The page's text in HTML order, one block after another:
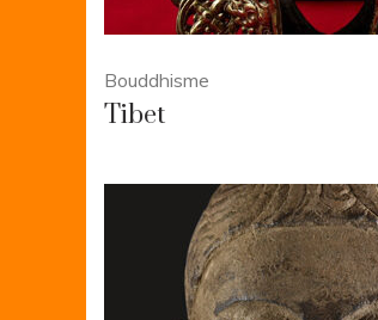
Bouddhisme
Tibet